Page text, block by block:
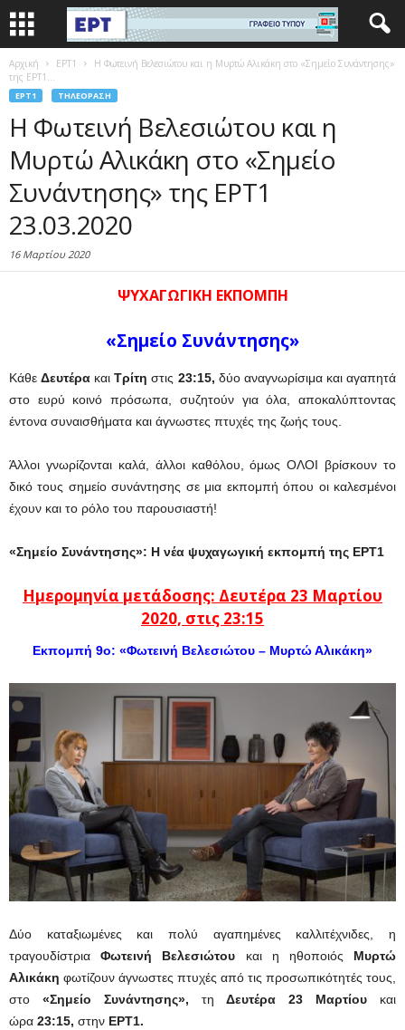
Αρχική EΡΤ1
Η Φωτεινή Βελεσιώτου και η Μυρτώ Αλικάκη στο «Σημείο Συνάντησης»
της ΕΡΤ1...
EΡΤ1 ΤΗΛΕΌΡΑΣΗ
Η Φωτεινή Βελεσιώτου και η
Μυρτώ Αλικάκη στο «Σημείο
Συνάντησης» της ΕΡΤ1
23.03.2020
16 Μαρτίου 2020
ΨΥΧΑΓΩΓΙΚΗ ΕΚΠΟΜΠΗ
«Σημείο Συνάντησης»
ΚάθεΔευτέρα καιΤρίτη στις 23:15, δύο αναγνωρίσιμα και αγαπητά
στο ευρύ κοινό πρόσωπα, συζητούν για όλα, αποκαλύπτοντας
έντονα συναισθήματα και άγνωστες πτυχές της ζωής τους.
Άλλοι γνωρίζονται καλά, άλλοι καθόλου, όμως ΟΛΟΙ βρίσκουν το
δικό τους σημείο συνάντησης σε μια εκπομπή όπου οι καλεσμένοι
έχουν και το ρόλο του παρουσιαστή!
«Σημείο Συνάντησης»: Η νέα ψυχαγωγική εκπομπή της ΕΡΤ1
Ημερομηνία μετάδοσης: Δευτέρα 23 Μαρτίου
2020, στις 23:15
Eκπομπή 9ο: «Φωτεινή Βελεσιώτου – Μυρτώ Αλικάκη»
Δύο καταξιωμένες και πολύ αγαπημένες καλλιτέχνιδες, η
τραγουδίστριαΦωτεινή Βελεσιώτου και η ηθοποιός Μυρτώ
Αλικάκη φωτίζουν άγνωστες πτυχές από τις προσωπικότητές τους,
στο «Σημείο Συνάντησης», τηΔευτέρα 23 Μαρτίου και
ώρα 23:15, στην ΕΡΤ1.